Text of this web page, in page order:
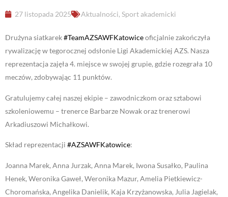
27 listopada 2025 Aktualności,Sport akademicki
Drużyna siatkarek#TeamAZSAWFKatowiceoficjalnie zakończyła
rywalizację w tegorocznej odsłonie Ligi Akademickiej AZS. Nasza
reprezentacja zajęła 4. miejsce w swojej grupie, gdzie rozegrała 10
meczów, zdobywając 11 punktów.
Gratulujemy całej naszej ekipie – zawodniczkom oraz sztabowi
szkoleniowemu – trenerce Barbarze Nowak oraz trenerowi
Arkadiuszowi Michałkowi.
Skład reprezentacji #AZSAWFKatowice:
Joanna Marek, Anna Jurzak, Anna Marek, Iwona Susałko, Paulina
Henek, Weronika Gaweł, Weronika Mazur, Amelia Pietkiewicz-
Choromańska, Angelika Danielik, Kaja Krzyżanowska, Julia Jagielak,